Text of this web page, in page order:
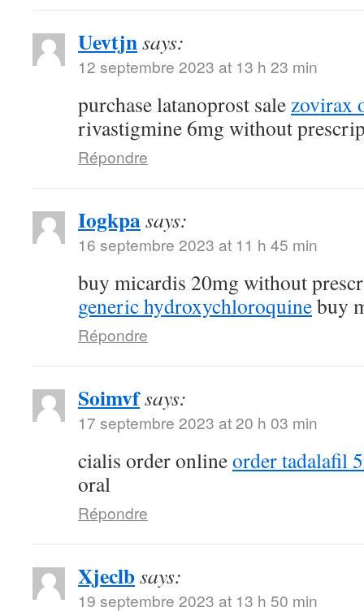
Uevtjnsays:
12 septembre 2023 at 13 h 23 min
purchase latanoprost salezovirax
rivastigmine 6mg without
Répondre
Iogkpasays:
16 septembre 2023 at 11 h 45 min
buy micardis 20mg without
generic hydroxychloroquinebuy
Répondre
Soimvfsays:
17 septembre 2023 at 20 h 03 min
cialis order onlineorder tadalafil
oral
Répondre
Xjeclbsays:
19 septembre 2023 at 13 h 50 min